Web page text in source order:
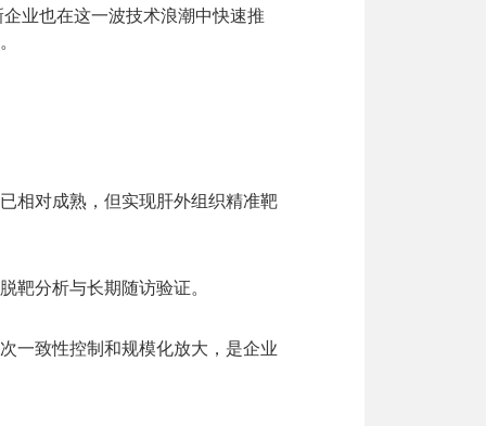
业也在这一波技术浪潮中快速推
相对成熟，但实现肝外组织精准靶
靶分析与长期随访验证。
一致性控制和规模化放大，是企业